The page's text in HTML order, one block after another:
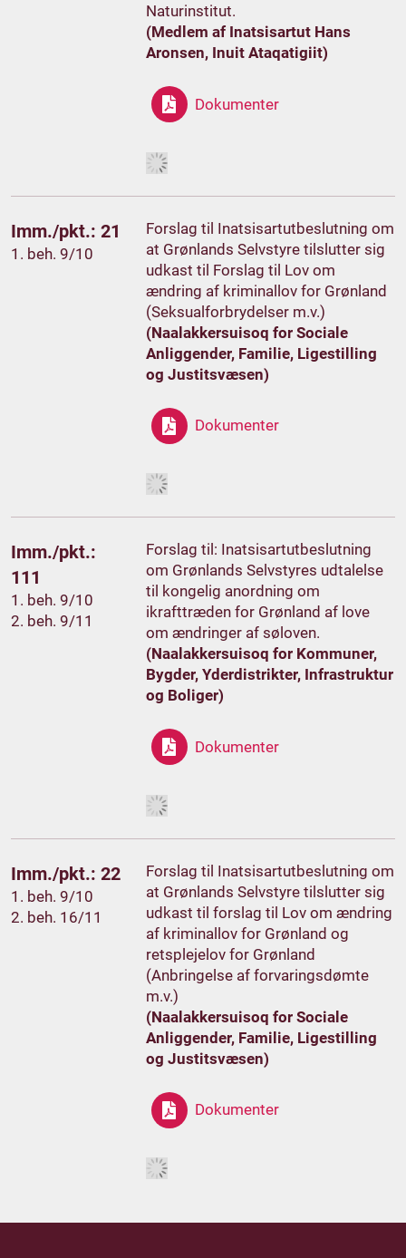
Naturinstitut.
(Medlem af Inatsisartut Hans
Aronsen, Inuit Ataqatigiit)
Dokumenter
Imm./pkt.: 21
1. beh. 9/10
Forslag til Inatsisartutbeslutning om
at Grønlands Selvstyre tilslutter sig
udkast til Forslag til Lov om
ændring af kriminallov for Grønland
(Seksualforbrydelser m.v.)
(Naalakkersuisoq for Sociale
Anliggender, Familie, Ligestilling
og Justitsvæsen)
Dokumenter
Imm./pkt.:
111
1. beh. 9/10
2. beh. 9/11
Forslag til: Inatsisartutbeslutning
om Grønlands Selvstyres udtalelse
til kongelig anordning om
ikrafttræden for Grønland af love
om ændringer af søloven.
(Naalakkersuisoq for Kommuner,
Bygder, Yderdistrikter, Infrastruktur
og Boliger)
Dokumenter
Imm./pkt.: 22
1. beh. 9/10
2. beh. 16/11
Forslag til Inatsisartutbeslutning om
at Grønlands Selvstyre tilslutter sig
udkast til forslag til Lov om ændring
af kriminallov for Grønland og
retsplejelov for Grønland
(Anbringelse af forvaringsdømte
m.v.)
(Naalakkersuisoq for Sociale
Anliggender, Familie, Ligestilling
og Justitsvæsen)
Dokumenter